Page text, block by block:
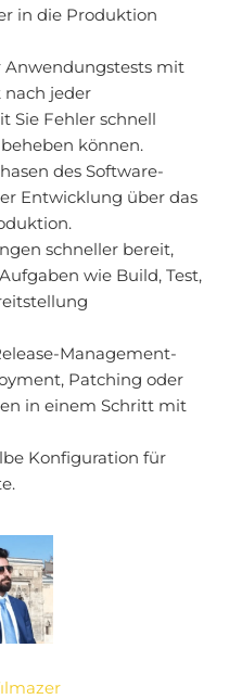
in die Produktion
mit
jeder
Sie Fehler schnell
können.
des Software-
Entwicklung über das
schneller bereit,
wie Build, Test,
Management-
Patching oder
in einem Schritt mit
Konfiguration für